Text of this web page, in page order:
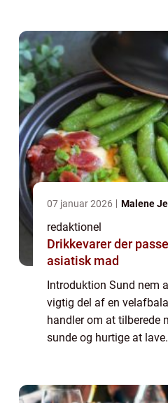
07 januar 2026 Malene
redaktionel
Drikkevarer der
asiatisk mad
Introduktion Sund nem
vigtig del af en
handler om at tilberede
sunde og hurtige at